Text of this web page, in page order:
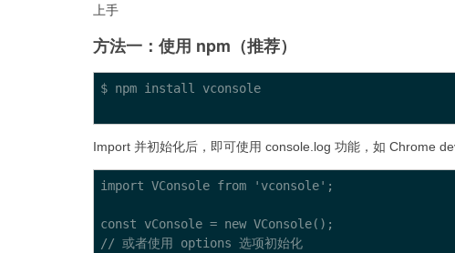
上手
方法一：使用 npm（推荐）
$ npm install vconsole
Import 并初始化后，即可使用 console.log 功能，如 Chrome
import VConsole from 'vconsole';
const vConsole = new VConsole();
// 或者使用 options 选项初始化